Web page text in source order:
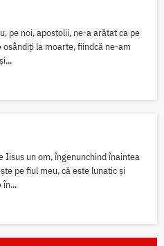
pe noi, apostolii, ne-a arătat ca pe
la moarte, fiindcă ne-am
Iisus un om, îngenunchind înaintea
pe fiul meu, că este lunatic și
în...